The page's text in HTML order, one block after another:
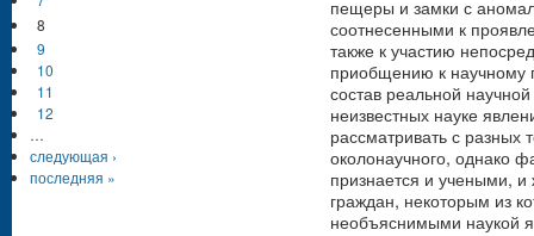
пещеры и замки с
соотнесенными к
также к участию
приобщению к научному
состав реальной
неизвестных науке
рассматривать с разных
околонаучного, однако
признается и учеными,
граждан, некоторым из
необъяснимыми наукой
8
9
10
11
12
…
следующая ›
последняя »